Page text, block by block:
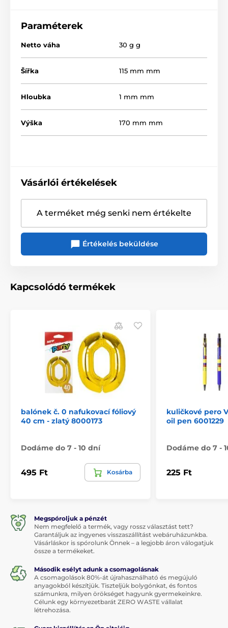
Paraméterek
Netto váha 30 g g
Šířka 115 mm mm
Hloubka 1 mm mm
Výška 170 mm mm
Vásárlói értékelések
A terméket még senki nem értékelte
Értékelés beküldése
Kapcsolódó termékek
balónek č. 0 nafukovací fóliový
40 cm - zlatý 8000173
Dodáme do 7 - 10 dní
495 Ft Kosárba
kuličkové pero
oil pen 6001229
Dodáme do 7 -
225 Ft
Megspóroljuk a pénzét
Nem megfelelő a termék, vagy rossz választást tett?
Garantáljuk az ingyenes visszaszállítást webáruházunkba.
Vásárláskor is spórolunk Önnek – a legjobb áron válogatjuk
össze a termékeket.
Második esélyt adunk a csomagolásnak
A csomagolások 80%-át újrahasználható és megújuló
anyagokból készítjük. Tiszteljük bolygónkat, és fontos
számunkra, milyen örökséget hagyunk gyermekeinkre.
Célunk egy környezetbarát ZERO WASTE vállalat
létrehozása.